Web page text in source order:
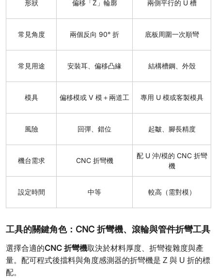
形狀 偏移「Z」輪廓 兩側平行的 U 槽
常見角度 兩個反向 90° 折 底板周圍一次順彎
常見用途 安裝耳、偏移凸緣 結構槽鋼、外殼
模具 偏移模或 V 模＋兩道工 專用 U 模或客製模具
風險 回彈、錯位 起皺、腳長精度
機台需求 CNC 折彎機
配 U 沖/模的 CNC 折彎
機
設定時間 中等 較高（需對模）
工具的關鍵角色：CNC 折彎機、滾輪與管件折彎工具
選擇合適的CNC 折彎機取決於材料厚度、折彎複雜度與產
量。配可程式後擋料與角度感測器的折彎機是 Z 與 U 折的標
配。